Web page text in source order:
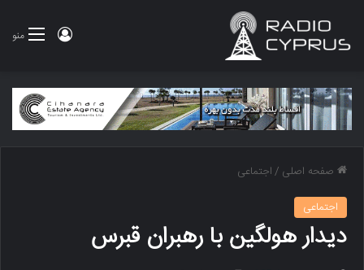
منو ورود
صفحه اصلی /اجتماعی
اجتماعی
دیدار هولگین با رهبران قبرس